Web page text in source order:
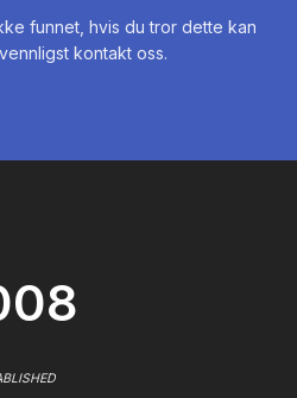
funnet, hvis du tror dette kan
kontakt oss.